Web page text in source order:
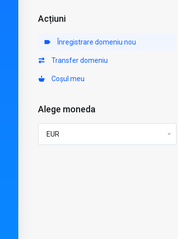
Acțiuni
Înregistrare domeniu nou
Transfer domeniu
Coșul meu
Alege moneda